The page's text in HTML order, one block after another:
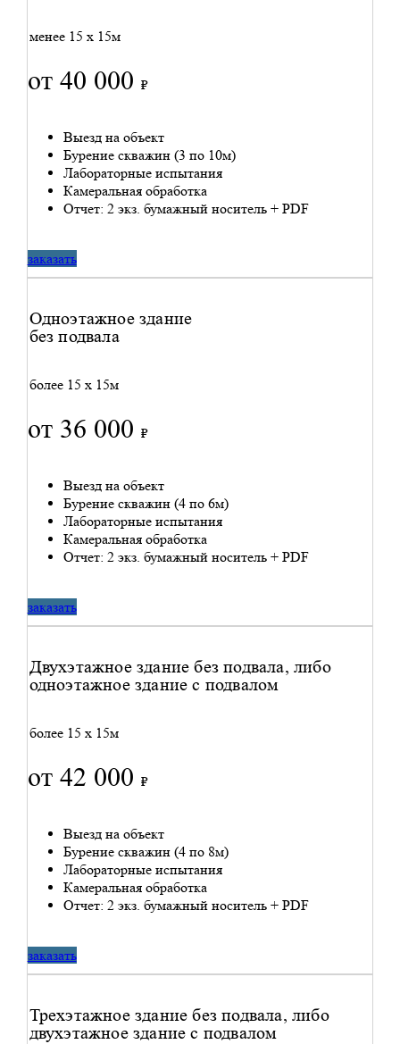
менее 15 x 15м
от 40 000 ₽
Выезд на объект
Бурение скважин (3 по 10м)
Лабораторные испытания
Камеральная обработка
Отчет: 2 экз. бумажный носитель + PDF
заказать
Одноэтажное здание
без подвала
более 15 x 15м
от 36 000 ₽
Выезд на объект
Бурение скважин (4 по 6м)
Лабораторные испытания
Камеральная обработка
Отчет: 2 экз. бумажный носитель + PDF
заказать
Двухэтажное здание без подвала, либо
одноэтажное здание с подвалом
более 15 x 15м
от 42 000 ₽
Выезд на объект
Бурение скважин (4 по 8м)
Лабораторные испытания
Камеральная обработка
Отчет: 2 экз. бумажный носитель + PDF
заказать
Трехэтажное здание без подвала, либо
двухэтажное здание с подвалом